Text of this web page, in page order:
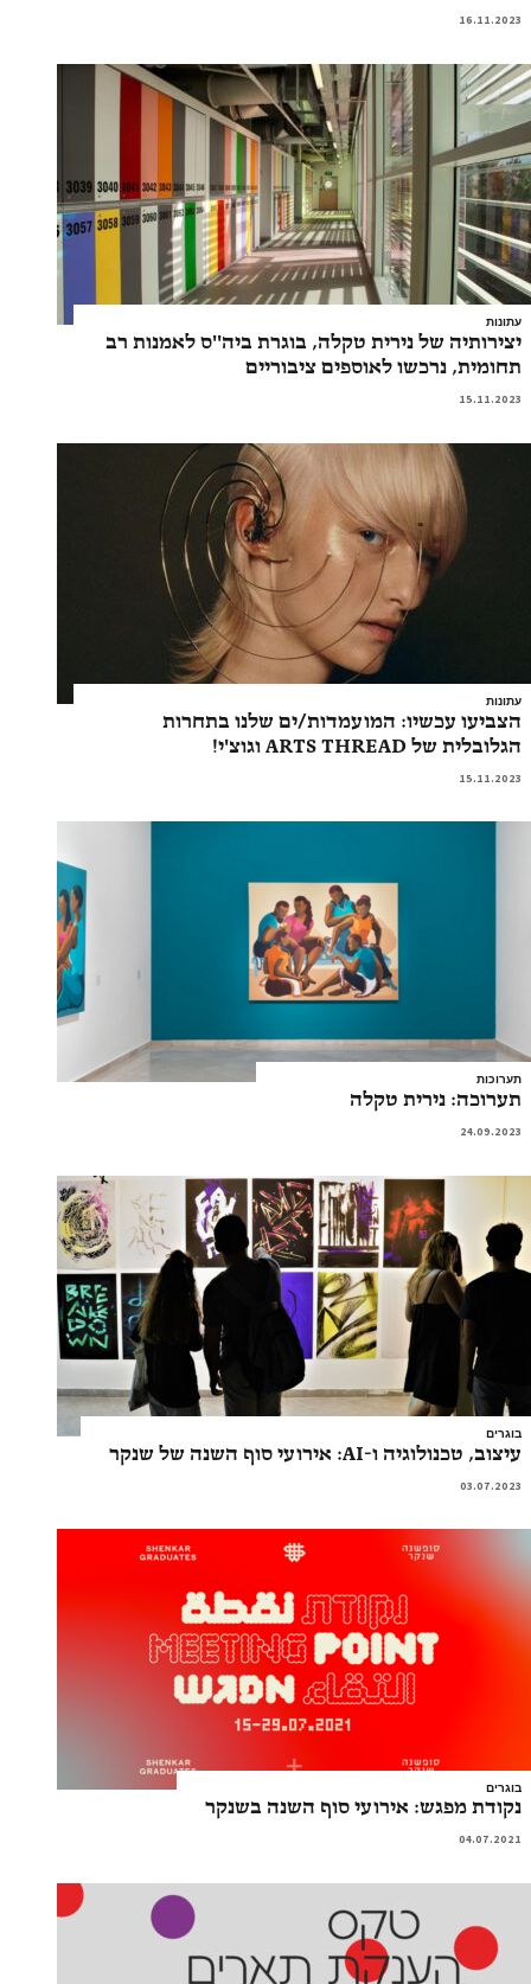
16.11.2023
עתונות
יצירותיה של נירית טקלה, בוגרת ביה''ס לאמנות רב
תחומית, נרכשו לאוספים ציבוריים
15.11.2023
עתונות
הצביעו עכשיו: המועמדות/ים שלנו בתחרות
הגלובלית של ARTS THREAD וגוצ'י!
15.11.2023
תערוכות
תערוכה: נירית טקלה
24.09.2023
בוגרים
עיצוב, טכנולוגיה ו-AI: אירועי סוף השנה של שנקר
03.07.2023
בוגרים
נקודת מפגש: אירועי סוף השנה בשנקר
04.07.2021